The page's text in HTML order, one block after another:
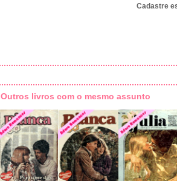
Cadastre
Outros livros com o mesmo assunto